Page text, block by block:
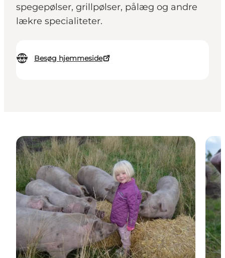
spegepølser, grillpølser, pålæg og andre
lækre specialiteter.
Besøg hjemmeside